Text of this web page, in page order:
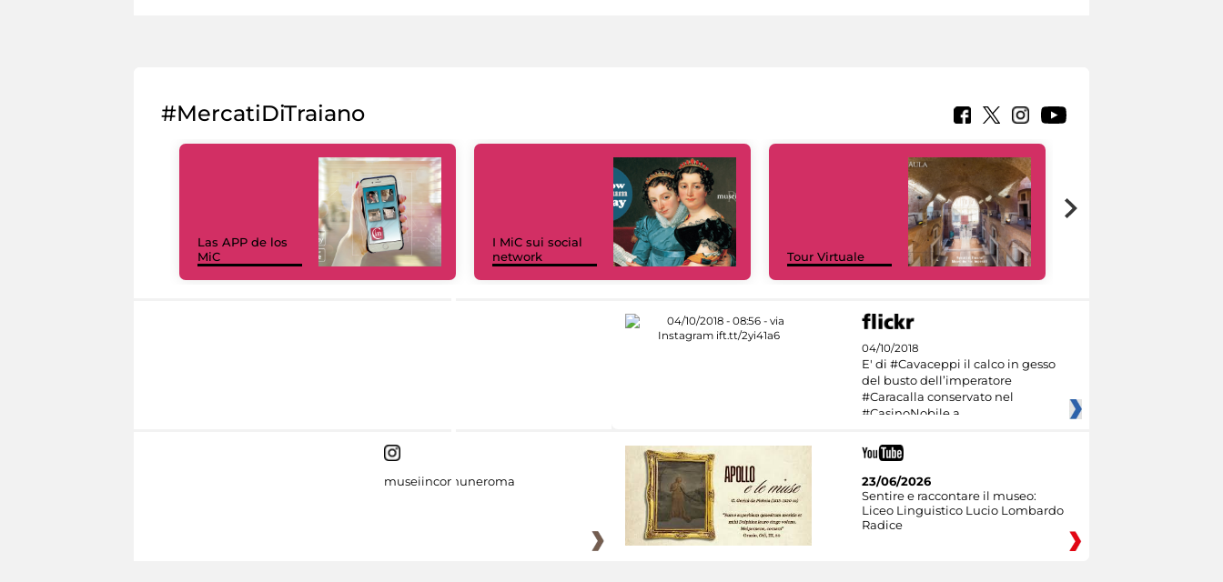
#MercatiDiTraiano
Las APP de los
MiC
I MiC sui social
network
Tour Virtuale
04/10/2018
E' di #Cavaceppi il calco in gesso
del busto dell’imperatore
#Caracalla conservato nel
#CasinoNobile a
museiincomuneroma
23/06/2026
Sentire e raccontare il museo:
Liceo Linguistico Lucio Lombardo
Radice